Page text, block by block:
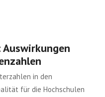
in den
für die Hochschulen